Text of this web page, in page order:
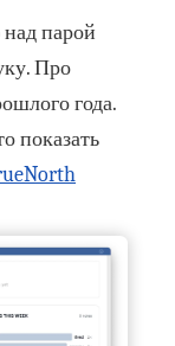
парой
Про
года.
показать